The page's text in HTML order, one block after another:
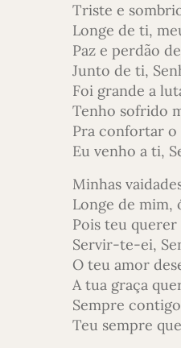
Triste e
Longe de ti,
Paz e perdão
Junto de ti,
Foi grande a
Tenho sofrido
Pra confortar o
Eu venho a ti,
Minhas
Longe de mim,
Pois teu
Servir-te-ei,
O teu amor
A tua graça
Sempre
Teu sempre